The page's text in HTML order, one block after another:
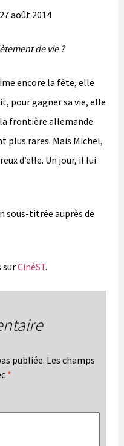
août 2014
de vie ?
encore la fête, elle
pour gagner sa vie, elle
frontière allemande.
plus rares. Mais Michel,
d’elle. Un jour, il lui
sous-titrée auprès de
surCinéST.
publiée. Les champs
*